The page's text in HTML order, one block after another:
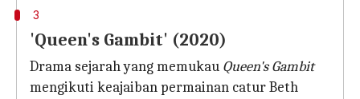
3
'Queen's Gambit' (2020)
Drama sejarah yang memukau Queen's Gambit
mengikuti keajaiban permainan catur Beth